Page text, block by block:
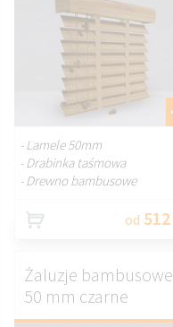
DOSTOSUJ.
- Lamele 50mm
- Drabinka taśmowa
- Drewno bambusowe
od 512
Żaluzje bambusowe
50 mm czarne